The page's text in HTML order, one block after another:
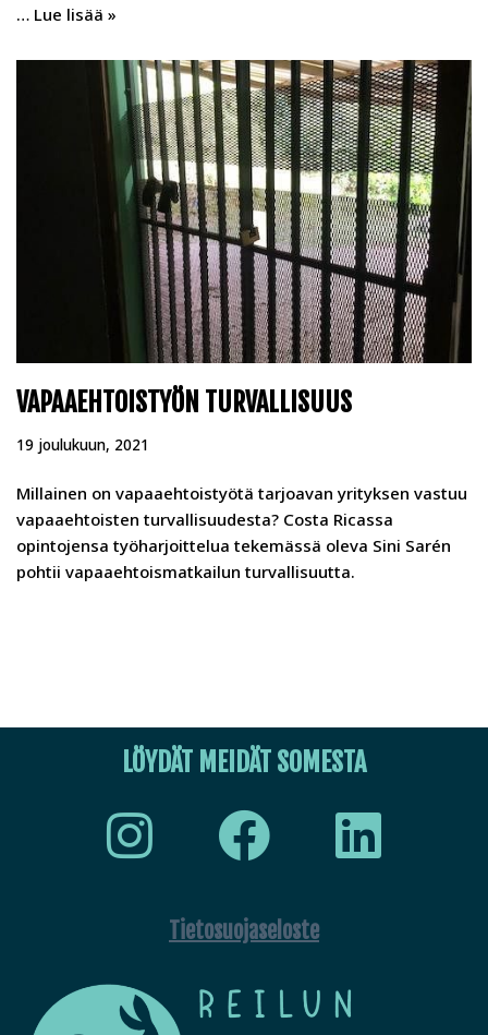
… Lue lisää »
VAPAAEHTOISTYÖN TURVALLISUUS
19 joulukuun, 2021
Millainen on vapaaehtoistyötä tarjoavan yrityksen vastuu
vapaaehtoisten turvallisuudesta? Costa Ricassa
opintojensa työharjoittelua tekemässä oleva Sini Sarén
pohtii vapaaehtoismatkailun turvallisuutta.
LÖYDÄT MEIDÄT SOMESTA
Tietosuojaseloste